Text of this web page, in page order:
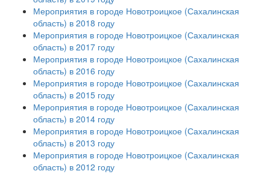
Мероприятия в городе Новотроицкое (Сахалинская
область) в 2018 году
Мероприятия в городе Новотроицкое (Сахалинская
область) в 2017 году
Мероприятия в городе Новотроицкое (Сахалинская
область) в 2016 году
Мероприятия в городе Новотроицкое (Сахалинская
область) в 2015 году
Мероприятия в городе Новотроицкое (Сахалинская
область) в 2014 году
Мероприятия в городе Новотроицкое (Сахалинская
область) в 2013 году
Мероприятия в городе Новотроицкое (Сахалинская
область) в 2012 году